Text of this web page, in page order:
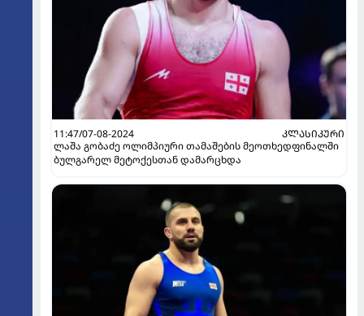
11:47/07-08-2024
ᲙᲚᲐᲡᲘᲙᲣᲠᲘ
ლაშა გობაძე ოლიმპიური თამაშების მეოთხედფინალში
ბულგარელ მეტოქესთან დამარცხდა